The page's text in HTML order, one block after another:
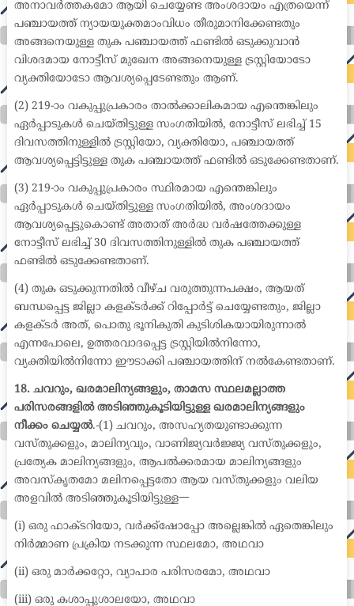
അനാവർത്തകമോ ആയി ചെയ്യേണ്ട അംശദായം എത്രയെന്ന്
പഞ്ചായത്ത് ന്യായയുക്തമാംവിധം തീരുമാനിക്കേണ്ടതും
അങ്ങനെയുള്ള തുക പഞ്ചായത്ത് ഫണ്ടിൽ ഒടുക്കുവാൻ
വിശദമായ നോട്ടീസ് മുഖേന അങ്ങനെയുള്ള ട്രസ്റ്റിയോടോ
വ്യക്തിയോടോ ആവശ്യപ്പെടേണ്ടതും ആണ്.
(2) 219-ാം വകുപ്പുപ്രകാരം താൽക്കാലികമായ എന്തെങ്കിലും
ഏർപ്പാടുകൾ ചെയ്തിട്ടുള്ള സംഗതിയിൽ, നോട്ടീസ് ലഭിച്ച് 15
ദിവസത്തിനുള്ളിൽ ട്രസ്റ്റിയോ, വ്യക്തിയോ, പഞ്ചായത്ത്
ആവശ്യപ്പെട്ടിട്ടുള്ള തുക പഞ്ചായത്ത് ഫണ്ടിൽ ഒടുക്കേണ്ടതാണ്.
(3) 219-ാം വകുപ്പുപ്രകാരം സ്ഥിരമായ എന്തെങ്കിലും
ഏർപ്പാടുകൾ ചെയ്തിട്ടുള്ള സംഗതിയിൽ, അംശദായം
ആവശ്യപ്പെട്ടുകൊണ്ട് അതാത് അർദ്ധ വർഷത്തേക്കുള്ള
നോട്ടീസ് ലഭിച്ച് 30 ദിവസത്തിനുള്ളിൽ തുക പഞ്ചായത്ത്
ഫണ്ടിൽ ഒടുക്കേണ്ടതാണ്.
(4) തുക ഒടുക്കുന്നതിൽ വീഴ്ച വരുത്തുന്നപക്ഷം, ആയത്
ബന്ധപ്പെട്ട ജില്ലാ കളക്ടർക്ക് റിപ്പോർട്ട് ചെയ്യേണ്ടതും, ജില്ലാ
കളക്ടർ അത്, പൊതു ഭൂനികുതി കുടിശികയായിരുന്നാൽ
എന്നപോലെ, ഉത്തരവാദപ്പെട്ട ട്രസ്റ്റിയിൽനിന്നോ,
വ്യക്തിയിൽനിന്നോ ഈടാക്കി പഞ്ചായത്തിന് നൽകേണ്ടതാണ്.
18. ചവറും, ഖരമാലിന്യങ്ങളും, താമസ സ്ഥലമല്ലാത്ത
പരിസരങ്ങളിൽ അടിഞ്ഞുകൂടിയിട്ടുള്ള ഖരമാലിന്യങ്ങളും
നീക്കം ചെയ്യൽ.-(1) ചവറും, അസഹ്യതയുണ്ടാക്കുന്ന
വസ്തുക്കളും, മാലിന്യവും, വാണിജ്യവർജ്ജ്യ വസ്തുക്കളും,
പ്രത്യേക മാലിന്യങ്ങളും, ആപൽക്കരമായ മാലിന്യങ്ങളും
അവസ്കൃതമോ മലിനപ്പെട്ടതോ ആയ വസ്തുക്കളും വലിയ
അളവിൽ അടിഞ്ഞുകൂടിയിട്ടുള്ള一
(i) ഒരു ഫാക്ടറിയോ, വർക്ക്ഷോപ്പോ അല്ലെങ്കിൽ ഏതെങ്കിലും
നിർമ്മാണ പ്രക്രിയ നടക്കുന്ന സ്ഥലമോ, അഥവാ
(ii) ഒരു മാർക്കറ്റോ, വ്യാപാര പരിസരമോ, അഥവാ
(iii) ഒരു കശാപ്പുശാലയോ, അഥവാ